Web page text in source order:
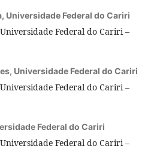
Universidade Federal do Cariri
Federal do Cariri –
Universidade Federal do Cariri
Federal do Cariri –
Federal do Cariri
Federal do Cariri –